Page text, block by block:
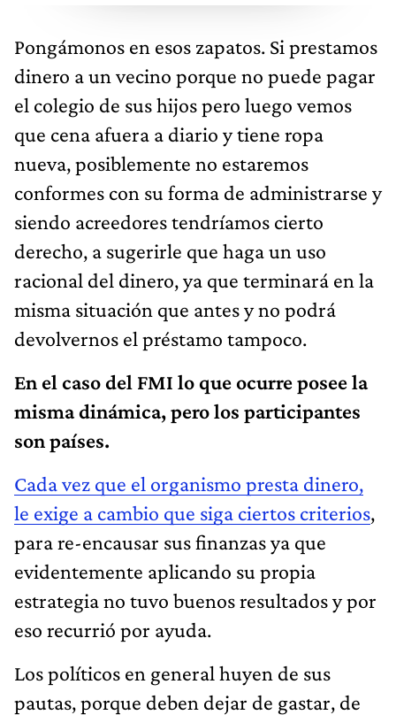
Pongámonos en esos zapatos. Si prestamos
dinero a un vecino porque no puede pagar
el colegio de sus hijos pero luego vemos
que cena afuera a diario y tiene ropa
nueva, posiblemente no estaremos
conformes con su forma de administrarse y
siendo acreedores tendríamos cierto
derecho, a sugerirle que haga un uso
racional del dinero, ya que terminará en la
misma situación que antes y no podrá
devolvernos el préstamo tampoco.
En el caso del FMI lo que ocurre posee la
misma dinámica, pero los participantes
son países.
Cada vez que el organismo presta dinero,
le exige a cambio que siga ciertos criterios,
para re-encausar sus finanzas ya que
evidentemente aplicando su propia
estrategia no tuvo buenos resultados y por
eso recurrió por ayuda.
Los políticos en general huyen de sus
pautas, porque deben dejar de gastar, de